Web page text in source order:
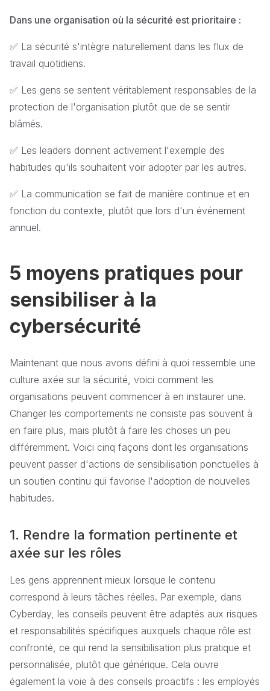
Dans une organisation où la sécurité est prioritaire :
✅ La sécurité s'intègre naturellement dans les flux de
travail quotidiens.
✅ Les gens se sentent véritablement responsables de la
protection de l'organisation plutôt que de se sentir
blâmés.
✅ Les leaders donnent activement l'exemple des
habitudes qu'ils souhaitent voir adopter par les autres.
✅ La communication se fait de manière continue et en
fonction du contexte, plutôt que lors d'un événement
annuel.
5 moyens pratiques pour
sensibiliser à la
cybersécurité
Maintenant que nous avons défini à quoi ressemble une
culture axée sur la sécurité, voici comment les
organisations peuvent commencer à en instaurer une.
Changer les comportements ne consiste pas souvent à
en faire plus, mais plutôt à faire les choses un peu
différemment. Voici cinq façons dont les organisations
peuvent passer d'actions de sensibilisation ponctuelles à
un soutien continu qui favorise l'adoption de nouvelles
habitudes.
1. Rendre la formation pertinente et
axée sur les rôles
Les gens apprennent mieux lorsque le contenu
correspond à leurs tâches réelles. Par exemple, dans
Cyberday, les conseils peuvent être adaptés aux risques
et responsabilités spécifiques auxquels chaque rôle est
confronté, ce qui rend la sensibilisation plus pratique et
personnalisée, plutôt que générique. Cela ouvre
également la voie à des conseils proactifs : les employés